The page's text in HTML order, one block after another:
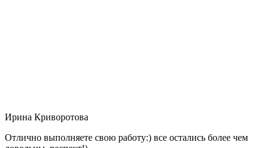
Ирина Криворотова
Отлично выполняете свою работу:) все остались более чем